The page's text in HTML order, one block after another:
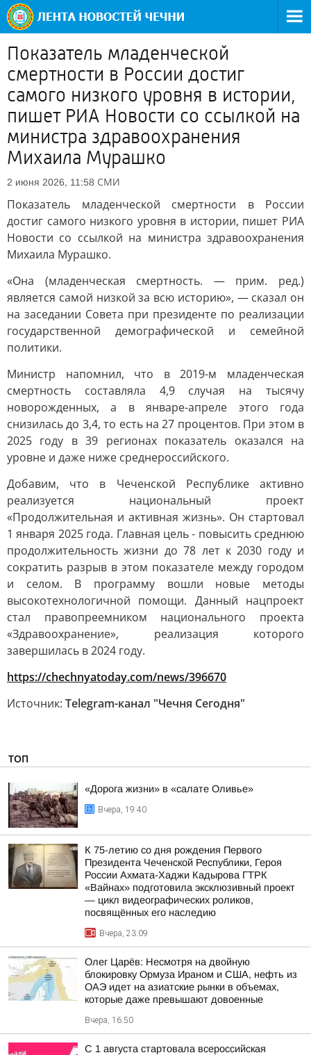
Показатель младенческой
смертности в России достиг
самого низкого уровня в истории,
пишет РИА Новости со ссылкой на
министра здравоохранения
Михаила Мурашко
2 июня 2026, 11:58 СМИ
Показатель младенческой смертности в России
достиг самого низкого уровня в истории, пишет РИА
Новости со ссылкой на министра здравоохранения
Михаила Мурашко.
«Она (младенческая смертность. — прим. ред.)
является самой низкой за всю историю», — сказал он
на заседании Совета при президенте по реализации
государственной демографической и семейной
политики.
Министр напомнил, что в 2019-м младенческая
смертность составляла 4,9 случая на тысячу
новорожденных, а в январе-апреле этого года
снизилась до 3,4, то есть на 27 процентов. При этом в
2025 году в 39 регионах показатель оказался на
уровне и даже ниже среднероссийского.
Добавим, что в Чеченской Республике активно
реализуется национальный проект
«Продолжительная и активная жизнь». Он стартовал
1 января 2025 года. Главная цель - повысить среднюю
продолжительность жизни до 78 лет к 2030 году и
сократить разрыв в этом показателе между городом
и селом. В программу вошли новые методы
высокотехнологичной помощи. Данный нацпроект
стал правопреемником национального проекта
«Здравоохранение», реализация которого
завершилась в 2024 году.
https://chechnyatoday.com/news/396670
Источник: Telegram-канал "Чечня Сегодня"
ТОП
«Дорога жизни» в «салате Оливье»
Вчера, 19:40
К 75-летию со дня рождения Первого
Президента Чеченской Республики, Героя
России Ахмата-Хаджи Кадырова ГТРК
«Вайнах» подготовила эксклюзивный проект
— цикл видеографических роликов,
посвящённых его наследию
Вчера, 23:09
Олег Царёв: Несмотря на двойную
блокировку Ормуза Ираном и США, нефть из
ОАЭ идет на азиатские рынки в объемах,
которые даже превышают довоенные
Вчера, 16:50
С 1 августа стартовала всероссийская